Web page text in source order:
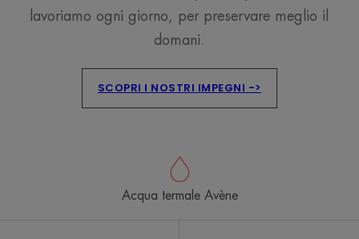
lavoriamo ogni giorno, per preservare meglio il
domani.
SCOPRI I NOSTRI IMPEGNI ->
Acqua termale Avène